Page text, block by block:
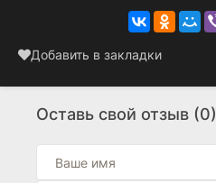
Добавить в закладки
Оставь свой отзыв (0)